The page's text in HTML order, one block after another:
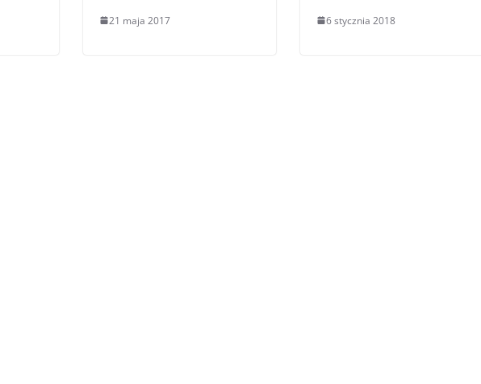
21 maja 2017 6 stycznia 2018